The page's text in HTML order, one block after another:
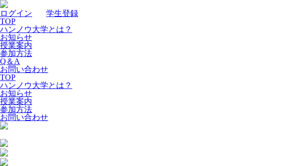
ログイン
学生登録
TOP
ハンノウ大学とは？
お知らせ
授業案内
参加方法
Q＆A
お問い合わせ
TOP
ハンノウ大学とは？
お知らせ
授業案内
参加方法
お問い合わせ